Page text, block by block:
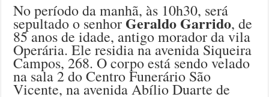
No período da manhã, às 10h30, será
sepultado o senhor Geraldo Garrido, de
85 anos de idade, antigo morador da vila
Operária. Ele residia na avenida Siqueira
Campos, 268. O corpo está sendo velado
na sala 2 do Centro Funerário São
Vicente, na avenida Abílio Duarte de